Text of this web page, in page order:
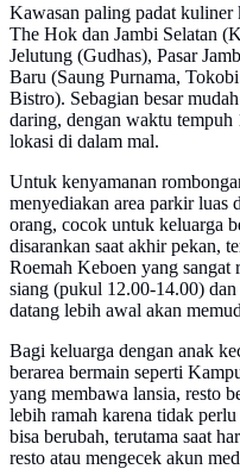
Kawasan paling padat kuliner
The Hok dan Jambi Selatan
Jelutung (Gudhas), Pasar
Baru (Saung Purnama,
Bistro). Sebagian besar
daring, dengan waktu
lokasi di dalam mal.
Untuk kenyamanan
menyediakan area parkir luas
orang, cocok untuk keluarga
disarankan saat akhir pekan,
Roemah Keboen yang sangat
siang (pukul 12.00-14.00)
datang lebih awal akan
Bagi keluarga dengan anak
berarea bermain seperti
yang membawa lansia, resto
lebih ramah karena tidak
bisa berubah, terutama saat
resto atau mengecek akun